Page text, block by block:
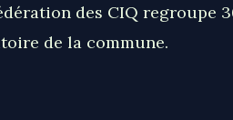
des CIQ regroupe
de la commune.